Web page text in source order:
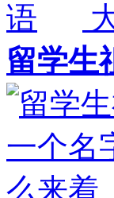
留学生